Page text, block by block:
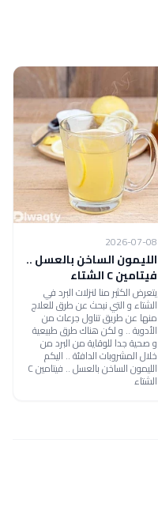
2026-07-08
الليمون الساخن بالعسل ..
فيتامين C الشتاء
يتعرض الكثير منا لنزلات البرد في
الشتاء و التي نبحث عن طرق للعلاج
منها عن طريق تناول جرعات من
الأدوية .. و لكن هناك طرق طبيعية
و صحية جدا للوقاية من البرد من
خلال المشروبات الدافئة .. اليكم
الليمون الساخن بالعسل .. فيتامين C
الشتاء